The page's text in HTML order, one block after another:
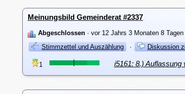
Meinungsbild Gemeinderat #2337
Abgeschlossen· vor 12 Jahrs 3 Monaten 8 Tagen
Stimmzettel und Auszählung
· Diskussion
1 i5161: 8.) Auflassung